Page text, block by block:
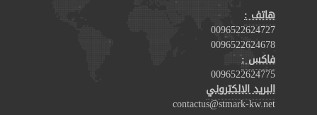
هاتف :
0096522624727
0096522624678
فاكس :
0096522624775
البريد الالكتروني
contactus@stmark-kw.net